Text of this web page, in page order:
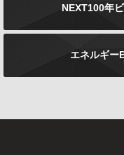
て、
を収
負い
お問
停止
NEXT100年
エネルギー